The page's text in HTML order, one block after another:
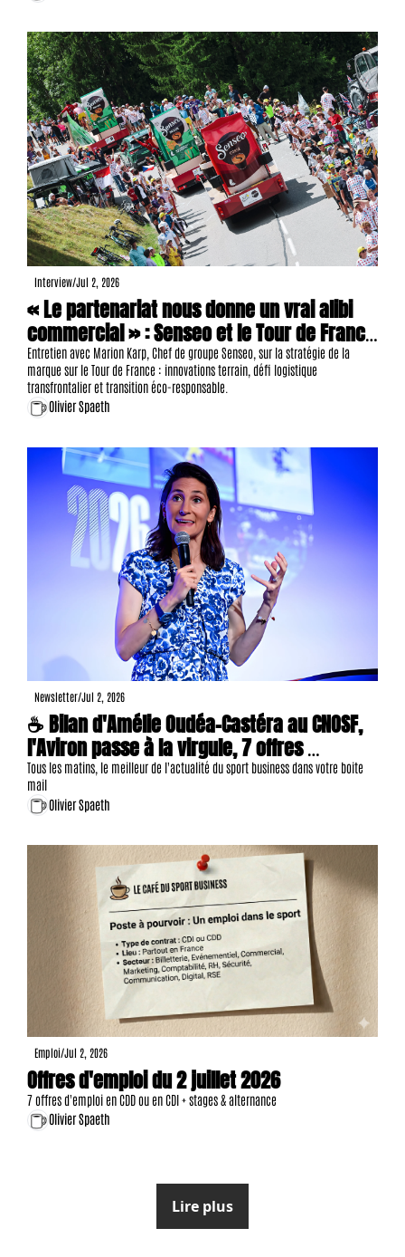
Interview/Jul 2, 2026
« Le partenariat nous donne un vrai alibi
commercial » : Senseo et le Tour de France
bâtissent un pont entre la grande
consommation et l'événementiel sportif
Entretien avec Marion Karp, Chef de groupe Senseo, sur la stratégie de la
marque sur le Tour de France : innovations terrain, défi logistique
transfrontalier et transition éco-responsable.
Olivier Spaeth
Newsletter/Jul 2, 2026
☕ Bilan d'Amélie Oudéa-Castéra au CNOSF,
l'Aviron passe à la virgule, 7 offres
d'emploi, etc.
Tous les matins, le meilleur de l'actualité du sport business dans votre boite
mail
Olivier Spaeth
Emploi/Jul 2, 2026
Offres d'emploi du 2 juillet 2026
7 offres d'emploi en CDD ou en CDI + stages & alternance
Olivier Spaeth
Lire plus